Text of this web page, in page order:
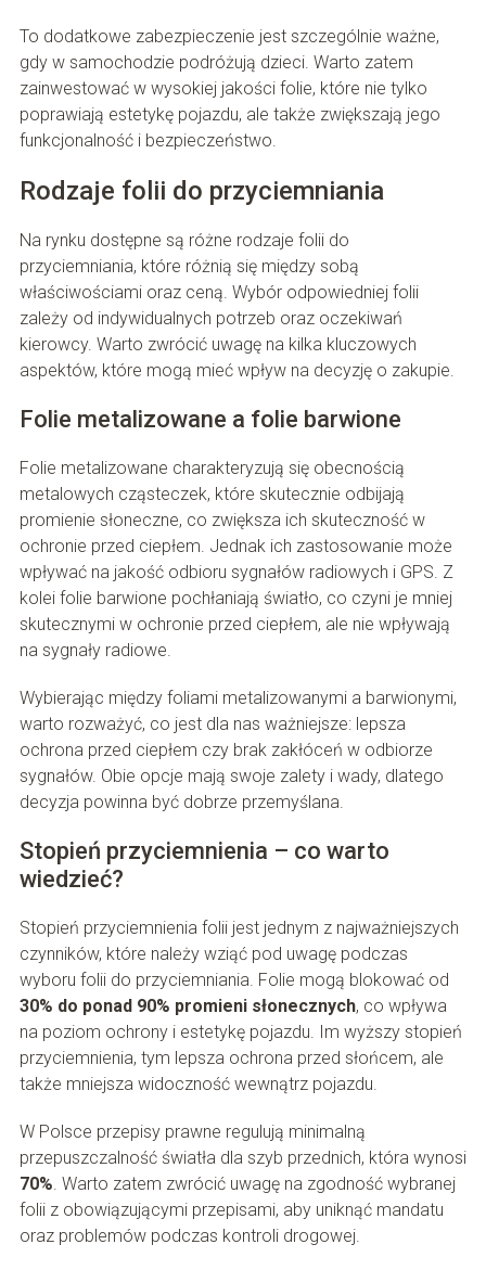
To dodatkowe zabezpieczenie jest szczególnie ważne,
gdy w samochodzie podróżują dzieci. Warto zatem
zainwestować w wysokiej jakości folie, które nie tylko
poprawiają estetykę pojazdu, ale także zwiększają jego
funkcjonalność i bezpieczeństwo.
Rodzaje folii do przyciemniania
Na rynku dostępne są różne rodzaje folii do
przyciemniania, które różnią się między sobą
właściwościami oraz ceną. Wybór odpowiedniej folii
zależy od indywidualnych potrzeb oraz oczekiwań
kierowcy. Warto zwrócić uwagę na kilka kluczowych
aspektów, które mogą mieć wpływ na decyzję o zakupie.
Folie metalizowane a folie barwione
Folie metalizowane charakteryzują się obecnością
metalowych cząsteczek, które skutecznie odbijają
promienie słoneczne, co zwiększa ich skuteczność w
ochronie przed ciepłem. Jednak ich zastosowanie może
wpływać na jakość odbioru sygnałów radiowych i GPS. Z
kolei folie barwione pochłaniają światło, co czyni je mniej
skutecznymi w ochronie przed ciepłem, ale nie wpływają
na sygnały radiowe.
Wybierając między foliami metalizowanymi a barwionymi,
warto rozważyć, co jest dla nas ważniejsze: lepsza
ochrona przed ciepłem czy brak zakłóceń w odbiorze
sygnałów. Obie opcje mają swoje zalety i wady, dlatego
decyzja powinna być dobrze przemyślana.
Stopień przyciemnienia – co warto
wiedzieć?
Stopień przyciemnienia folii jest jednym z najważniejszych
czynników, które należy wziąć pod uwagę podczas
wyboru folii do przyciemniania. Folie mogą blokować od
30% do ponad 90% promieni słonecznych, co wpływa
na poziom ochrony i estetykę pojazdu. Im wyższy stopień
przyciemnienia, tym lepsza ochrona przed słońcem, ale
także mniejsza widoczność wewnątrz pojazdu.
W Polsce przepisy prawne regulują minimalną
przepuszczalność światła dla szyb przednich, która wynosi
70%. Warto zatem zwrócić uwagę na zgodność wybranej
folii z obowiązującymi przepisami, aby uniknąć mandatu
oraz problemów podczas kontroli drogowej.